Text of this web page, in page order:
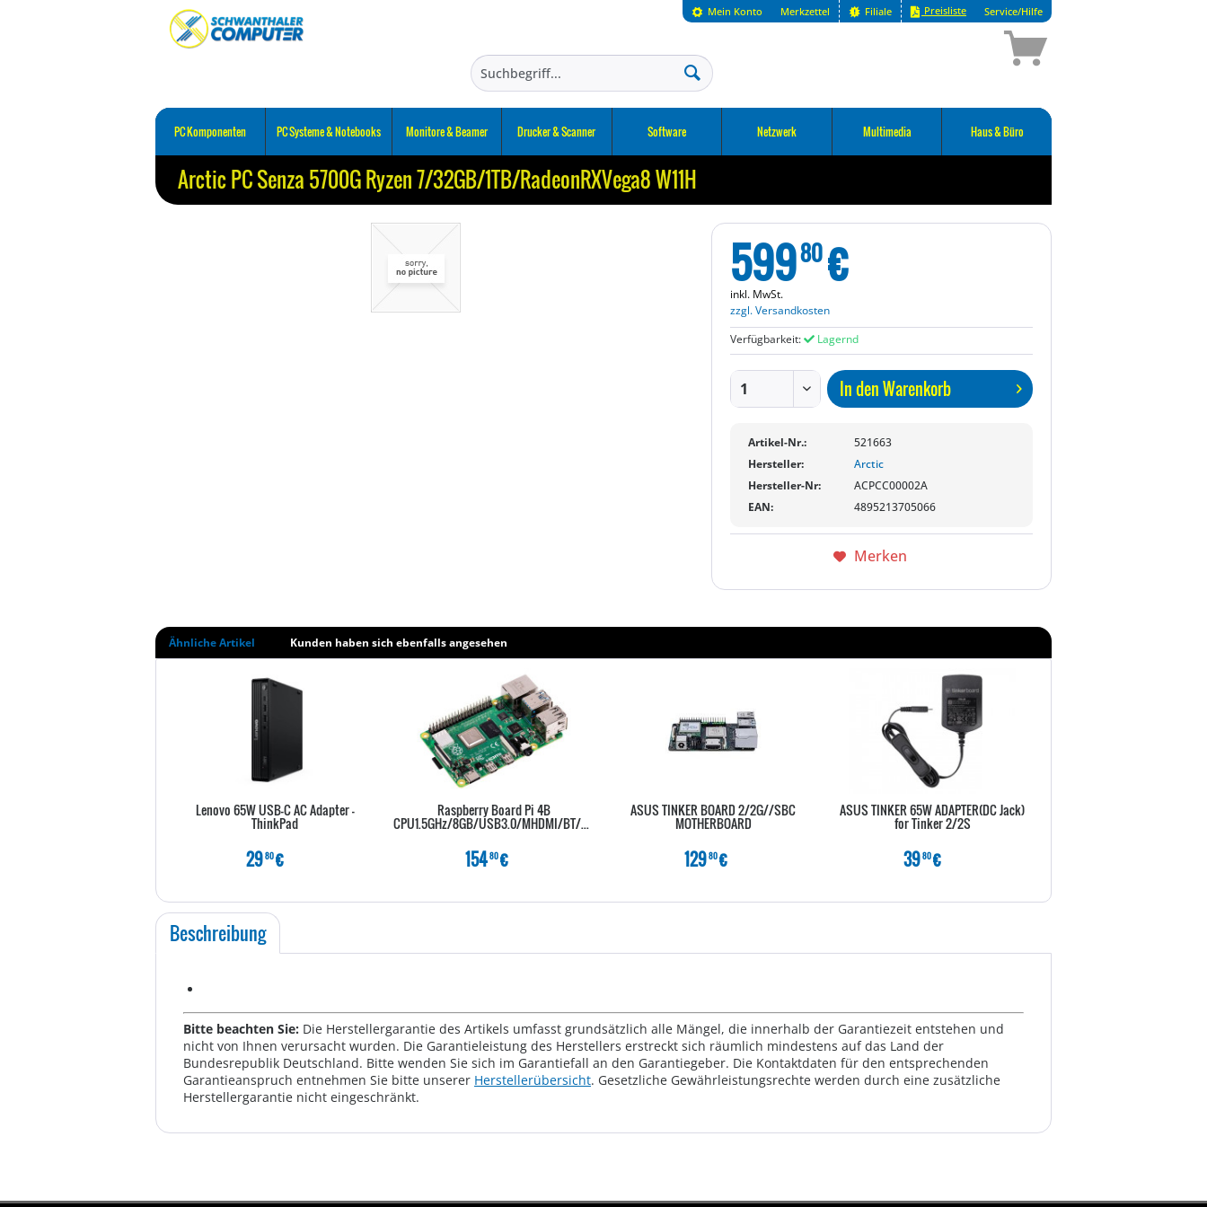
Mein Konto Merkzettel Filiale Preisliste Service/Hilfe
PC Komponenten PC Systeme & Notebooks Monitore & Beamer Drucker & Scanner Software Netzwerk Multimedia Haus & Büro
Arctic PC Senza 5700G Ryzen 7/32GB/1TB/RadeonRXVega8 W11H
59980€
inkl. MwSt.
zzgl. Versandkosten
Verfügbarkeit:
Lagernd
In denWarenkorb
Artikel-Nr.:
521663
Hersteller:
Arctic
Hersteller-Nr:
ACPCC00002A
EAN:
4895213705066
Merken
Ähnliche Artikel Kunden haben sich ebenfalls angesehen
Lenovo 65W USB-C AC Adapter -
ThinkPad
2980€
Raspberry Board Pi 4B
CPU1.5GHz/8GB/USB3.0/MHDMI/BT/Wifi
15480€
ASUS TINKER BOARD 2/2G//SBC
MOTHERBOARD
12980€
ASUS TINKER 65W ADAPTER(DC Jack)
for Tinker 2/2S
3980€
Beschreibung
Bitte beachten Sie: Die Herstellergarantie des Artikels umfasst grundsätzlich alle Mängel, die innerhalb der Garantiezeit entstehen und
nicht von Ihnen verursacht wurden. Die Garantieleistung des Herstellers erstreckt sich räumlich mindestens auf das Land der
Bundesrepublik Deutschland. Bitte wenden Sie sich im Garantiefall an den Garantiegeber. Die Kontaktdaten für den entsprechenden
Garantieanspruch entnehmen Sie bitte unserer Herstellerübersicht. Gesetzliche Gewährleistungsrechte werden durch eine zusätzliche
Herstellergarantie nicht eingeschränkt.